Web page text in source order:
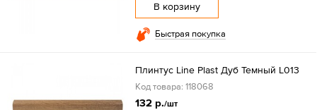
В корзину
Быстрая покупка
Плинтус Line Plast Дуб Темный L013
Код товара: 118068
132 р./шт